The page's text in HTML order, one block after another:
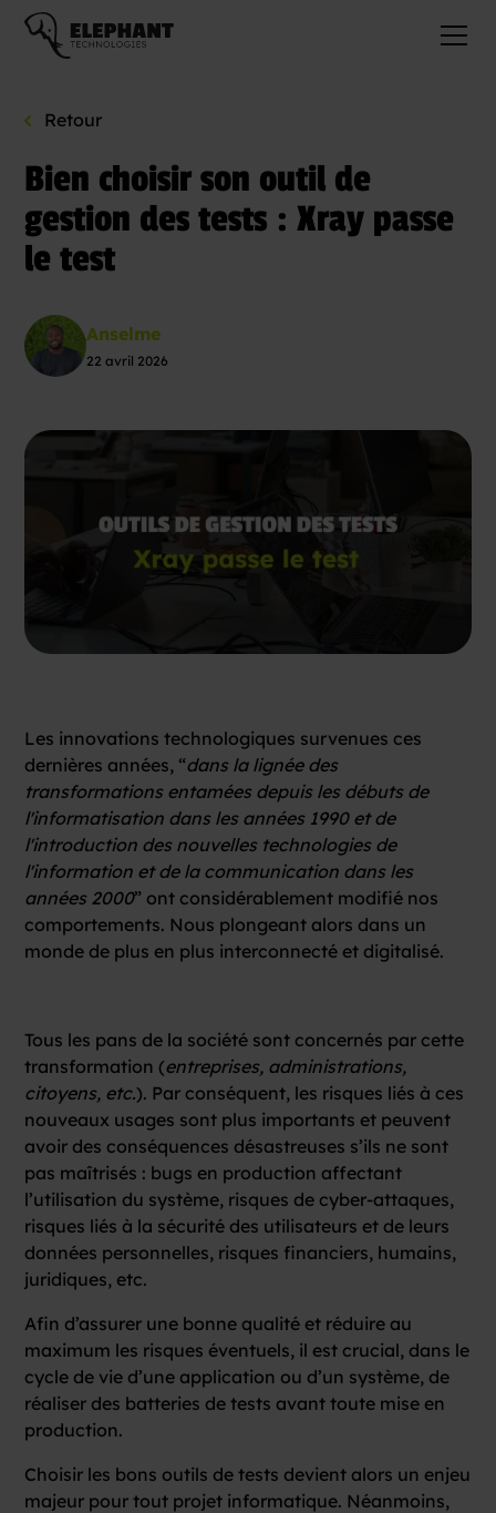
Retour
Bien choisir son outil de
gestion des tests : Xray passe
le test
Anselme
22 avril 2026
Les innovations technologiques survenues ces
dernières années, “dans la lignée des
transformations entamées depuis les débuts de
l'informatisation dans les années 1990 et de
l'introduction des nouvelles technologies de
l'information et de la communication dans les
années 2000” ont considérablement modifié nos
comportements. Nous plongeant alors dans un
monde de plus en plus interconnecté et digitalisé.
Tous les pans de la société sont concernés par cette
transformation (entreprises, administrations,
citoyens, etc.). Par conséquent, les risques liés à ces
nouveaux usages sont plus importants et peuvent
avoir des conséquences désastreuses s’ils ne sont
pas maîtrisés : bugs en production affectant
l’utilisation du système, risques de cyber-attaques,
risques liés à la sécurité des utilisateurs et de leurs
données personnelles, risques financiers, humains,
juridiques, etc.
Afin d’assurer une bonne qualité et réduire au
maximum les risques éventuels, il est crucial, dans le
cycle de vie d’une application ou d’un système, de
réaliser des batteries de tests avant toute mise en
production.
Choisir les bons outils de tests devient alors un enjeu
majeur pour tout projet informatique. Néanmoins,